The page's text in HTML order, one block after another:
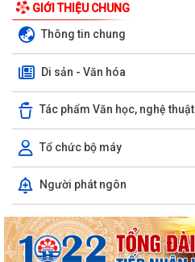
GIỚI THIỆU CHUNG
Thông tin chung
Di sản - Văn hóa
Tác phẩm Văn học, nghệ thuật
Tổ chức bộ máy
Người phát ngôn